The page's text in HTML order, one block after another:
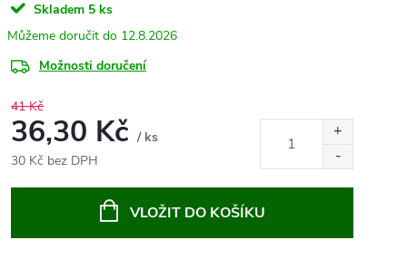
Skladem 5 ks
12.8.2026
Možnosti doručení
41 Kč
36,30 Kč / ks
30 Kč bez DPH
VLOŽIT DO KOŠÍKU